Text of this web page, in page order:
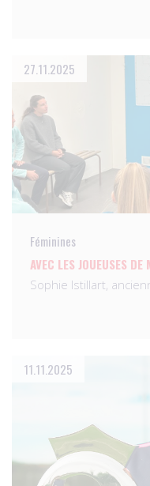
27.11.2025
Féminines
AVEC LES JOUEUSES DE
Sophie Istillart,
11.11.2025